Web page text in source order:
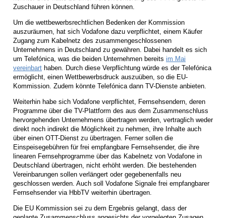
Zuschauer in Deutschland führen können.
Um die wettbewerbsrechtlichen Bedenken der Kommission
auszuräumen, hat sich Vodafone dazu verpflichtet, einem Käufer
Zugang zum Kabelnetz des zusammengeschlossenen
Unternehmens in Deutschland zu gewähren. Dabei handelt es sich
um Telefónica, was die beiden Unternehmen bereits im Mai
vereinbart haben. Durch diese Verpflichtung würde es der Telefónica
ermöglicht, einen Wettbewerbsdruck auszuüben, so die EU-
Kommission. Zudem könnte Telefónica dann TV-Dienste anbieten.
Weiterhin habe sich Vodafone verpflichtet, Fernsehsendern, deren
Programme über die TV-Plattform des aus dem Zusammenschluss
hervorgehenden Unternehmens übertragen werden, vertraglich weder
direkt noch indirekt die Möglichkeit zu nehmen, ihre Inhalte auch
über einen OTT-Dienst zu übertragen. Ferner sollen die
Einspeisegebühren für frei empfangbare Fernsehsender, die ihre
linearen Fernsehprogramme über das Kabelnetz von Vodafone in
Deutschland übertragen, nicht erhöht werden. Die bestehenden
Vereinbarungen sollen verlängert oder gegebenenfalls neu
geschlossen werden. Auch soll Vodafone Signale frei empfangbarer
Fernsehsender via HbbTV weiterhin übertragen.
Die EU Kommission sei zu dem Ergebnis gelangt, dass der